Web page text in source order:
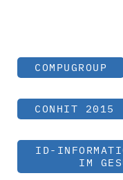
COMPUGROUP
CONHIT 2015
ID-
IM